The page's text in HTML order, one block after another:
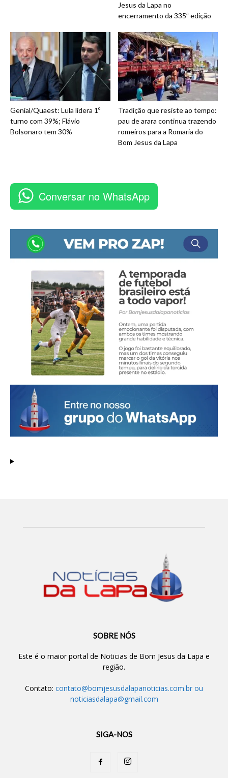
Jesus da Lapa no
encerramento da 335ª edição
Genial/Quaest: Lula lidera 1º
turno com 39%; Flávio
Bolsonaro tem 30%
Tradição que resiste ao tempo:
pau de arara continua trazendo
romeiros para a Romaria do
Bom Jesus da Lapa
Conversar no WhatsApp
SOBRE NÓS
Este é o maior portal de Noticias de Bom Jesus da Lapa e
região.
Contato: contato@bomjesusdalapanoticias.com.br ou
noticiasdalapa@gmail.com
SIGA-NOS